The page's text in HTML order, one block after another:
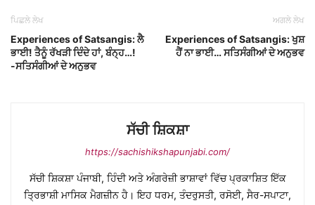
ਪਿਛਲੇ ਲੇਖ
Experiences of Satsangis: ਲੈ
ਭਾਈ! ਤੈਨੂੰ ਰੱਖੜੀ ਦਿੰਦੇ ਹਾਂ, ਬੰਨ੍ਹ…!
-ਸਤਿਸੰਗੀਆਂ ਦੇ ਅਨੁਭਵ
ਅਗਲੇ ਲੇਖ
Experiences of Satsangis: ਖੁਸ਼
ਹੈਂ ਨਾ ਭਾਈ… ਸਤਿਸੰਗੀਆਂ ਦੇ ਅਨੁਭਵ
ਸੱਚੀ ਸ਼ਿਕਸ਼ਾ
https://sachishikshapunjabi.com/
ਸੱਚੀ ਸ਼ਿਕਸ਼ਾ ਪੰਜਾਬੀ, ਹਿੰਦੀ ਅਤੇ ਅੰਗਰੇਜ਼ੀ ਭਾਸ਼ਾਵਾਂ ਵਿੱਚ ਪ੍ਰਕਾਸ਼ਿਤ ਇੱਕ
ਤ੍ਰਿਭਾਸ਼ੀ ਮਾਸਿਕ ਮੈਗਜ਼ੀਨ ਹੈ। ਇਹ ਧਰਮ, ਤੰਦਰੁਸਤੀ, ਰਸੋਈ, ਸੈਰ-ਸਪਾਟਾ,